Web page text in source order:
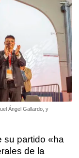
Ángel Gallardo, y
su partido «ha
de la